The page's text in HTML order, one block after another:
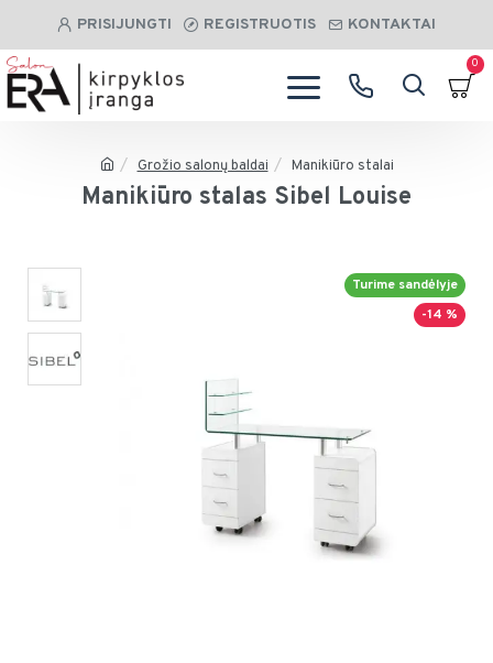
PRISIJUNGTI REGISTRUOTIS KONTAKTAI
0
Grožio salonų baldai Manikiūro stalai
Manikiūro stalas Sibel Louise
Turime sandėlyje
-14 %